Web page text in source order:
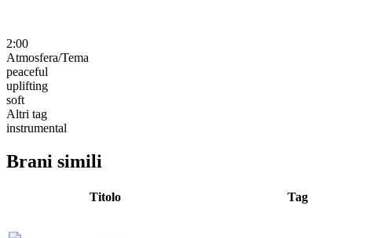
2:00
Atmosfera/Tema
peaceful
uplifting
soft
Altri tag
instrumental
Brani simili
Titolo Tag